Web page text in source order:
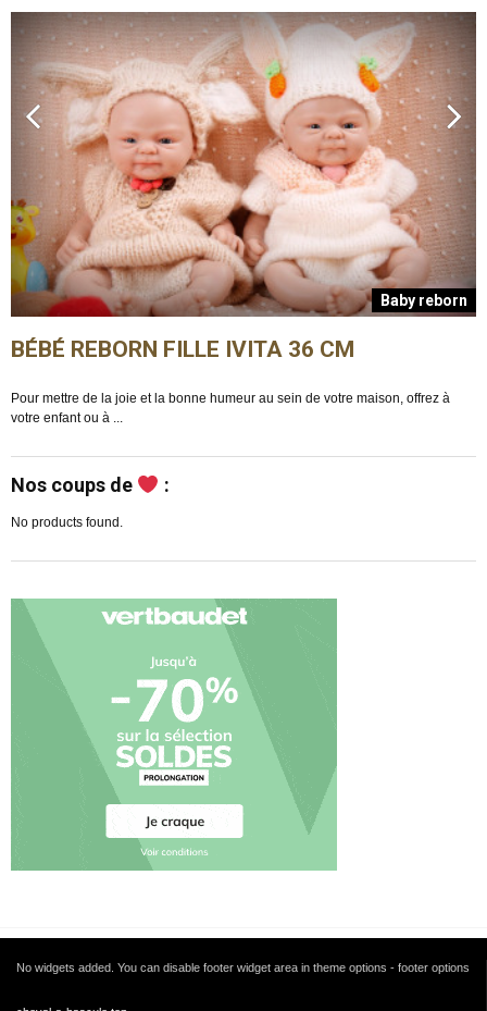
Baby reborn
BÉBÉ REBORN FILLE IVITA 36 CM
Pour mettre de la joie et la bonne humeur au sein de votre maison, offrez à
votre enfant ou à ...
Nos coups de :
No products found.
No widgets added. You can disable footer widget area in theme options - footer options